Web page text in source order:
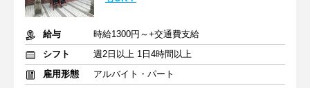
給与
時給1300円～+交通費支給
シフト
週2日以上 1日4時間以上
雇用形態
アルバイト・パート